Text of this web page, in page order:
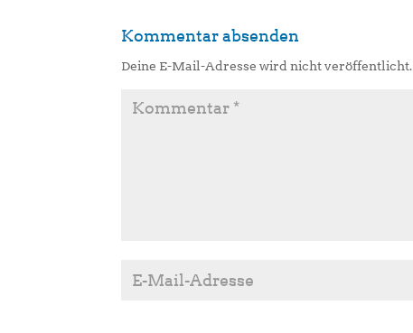
Kommentar absenden
Deine E-Mail-Adresse wird nicht veröffentlicht.